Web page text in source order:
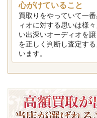
心がけていること
買取りをやっていて一
ィオに対する思いは様
い出深いオーディオを
を正しく判断し査定す
います。